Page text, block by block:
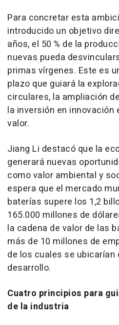
Para concretar esta
introducido un objetivo
años, el 50 % de la
nuevas pueda
primas vírgenes. Este es
plazo que guiará la
circulares, la ampliación
la inversión en innovación
valor.
Jiang Li destacó que la
generará nuevas
como valor ambiental y
espera que el mercado
baterías supere los 1,2
165.000 millones de
la cadena de valor de las
más de 10 millones de
de los cuales se ubicarían
desarrollo.
Cuatro principios para
de la industria